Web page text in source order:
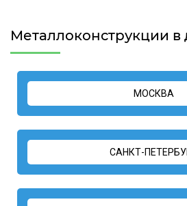
Металлоконструкции в
МОСКВА
САНКТ-